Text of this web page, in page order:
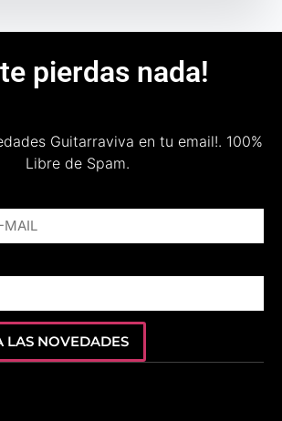
te pierdas nada!
Guitarraviva en tu email!. 100%
Libre de Spam.
LAS NOVEDADES